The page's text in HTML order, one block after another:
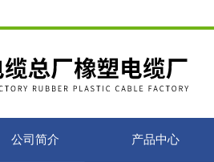
公司简介 产品中心